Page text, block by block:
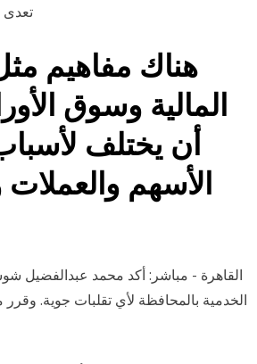
هناك مفاهيم
المالية وسوق
أن يختلف
الأسهم والعملات
الخدمية بالمحافظة لأي تقلبات جوية. وقرر